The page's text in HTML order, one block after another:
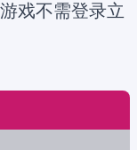
戏不需登录立